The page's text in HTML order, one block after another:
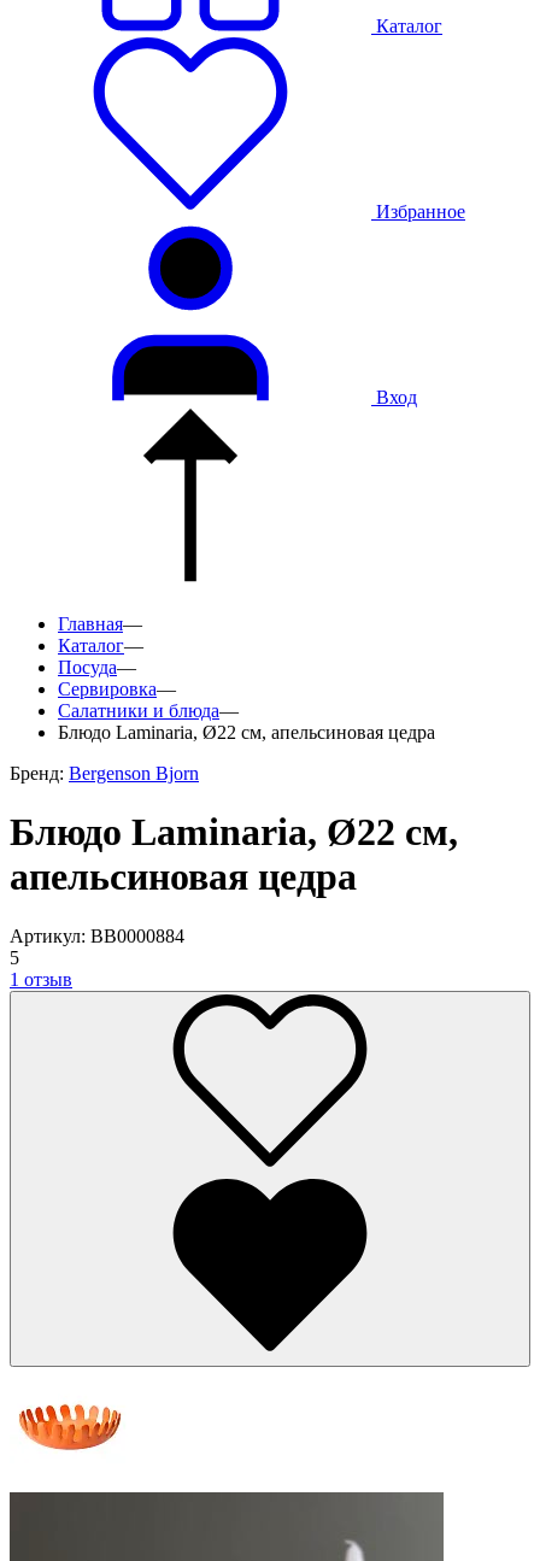
Каталог
Избранное
Вход
Главная—
Каталог—
Посуда—
Сервировка—
Салатники и блюда—
Блюдо Laminaria, Ø22 см, апельсиновая цедра
Бренд: Bergenson Bjorn
Блюдо Laminaria, Ø22 см,
апельсиновая цедра
Артикул: BB0000884
5
1 отзыв